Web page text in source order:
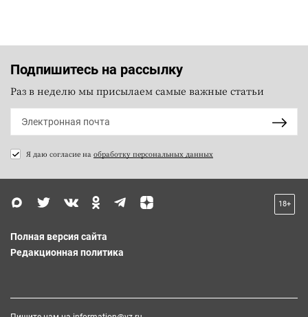
Подпишитесь на рассылку
Раз в неделю мы присылаем самые важные статьи
Я даю согласие на обработку персональных данных
18+
Полная версия сайта
Редакционная политика